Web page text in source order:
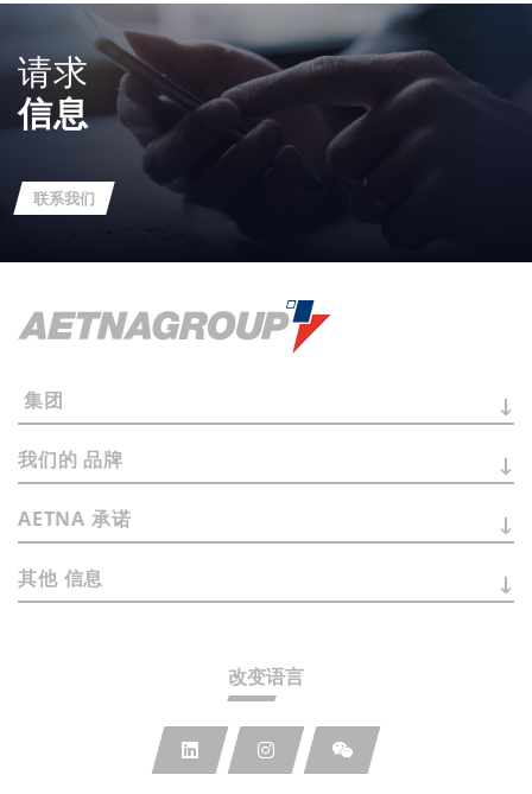
请求
信息
联系我们
改变语言
集团
我们的 品牌
AETNA 承诺
其他 信息